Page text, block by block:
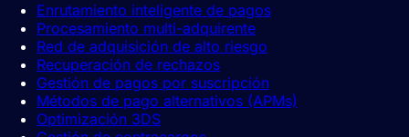
Enrutamiento inteligente de pagos
Procesamiento multi-adquirente
Red de adquisición de alto riesgo
Recuperación de rechazos
Gestión de pagos por suscripción
Métodos de pago alternativos (APMs)
Optimización 3DS